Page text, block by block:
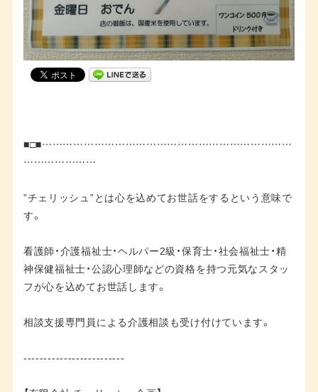
■□■………………………………………………………………
…………………
”チェリッシュ”とは心を込めてお世話をするという意味で
す。
看護師・介護福祉士・ヘルパー2級・保育士・社会福祉士・精
神保健福祉士・公認心理師などの資格を持つ元気なスタッ
フが心を込めてお世話します。
相談支援専門員による介護相談も受け付けています。
-------------------------